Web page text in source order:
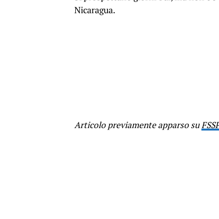
Nicaragua.
Articolo previamente apparso su